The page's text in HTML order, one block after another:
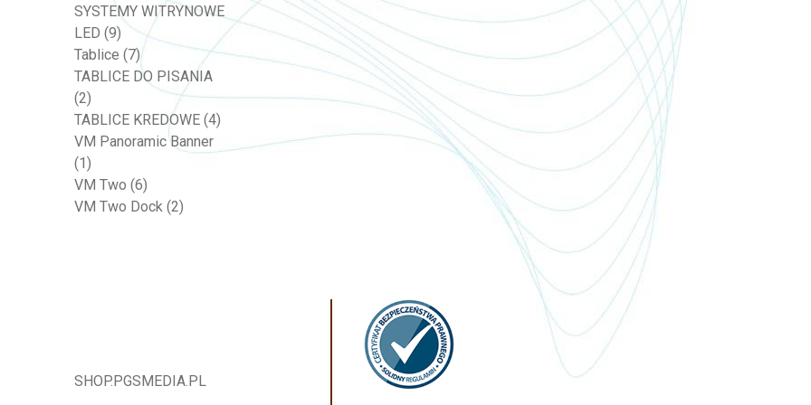
SYSTEMY WITRYNOWE
LED (9)
Tablice (7)
TABLICE DO PISANIA
(2)
TABLICE KREDOWE (4)
VM Panoramic Banner
(1)
VM Two (6)
VM Two Dock (2)
SHOP.PGSMEDIA.PL